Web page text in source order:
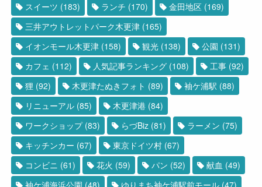
スイーツ (183) ランチ (170) 金田地区 (169)
三井アウトレットパーク木更津 (165)
イオンモール木更津 (158) 観光 (138) 公園 (131)
カフェ (112) 人気記事ランキング (108) 工事 (92)
狸 (92) 木更津たぬきフォト (89) 袖ケ浦駅 (88)
リニューアル (85) 木更津港 (84)
ワークショップ(83) らづBiz (81) ラーメン (75)
キッチンカー (67) 東京ドイツ村 (67)
コンビニ (61) 花火 (59) パン (52) 献血 (49)